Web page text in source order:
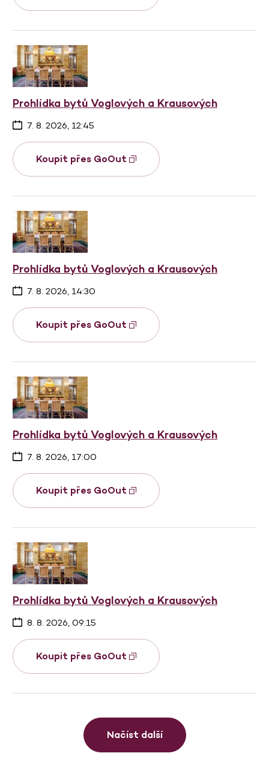
Prohlídka bytů Voglových a Krausových
7. 8. 2026, 12:45
Koupit přes GoOut
Prohlídka bytů Voglových a Krausových
7. 8. 2026, 14:30
Koupit přes GoOut
Prohlídka bytů Voglových a Krausových
7. 8. 2026, 17:00
Koupit přes GoOut
Prohlídka bytů Voglových a Krausových
8. 8. 2026, 09:15
Koupit přes GoOut
Načíst další